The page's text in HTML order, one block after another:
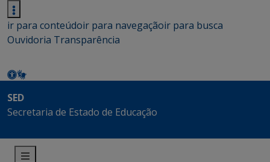
ir para conteúdoir para navegaçãoir para busca
Ouvidoria Transparência
SED
Secretaria de Estado de Educação